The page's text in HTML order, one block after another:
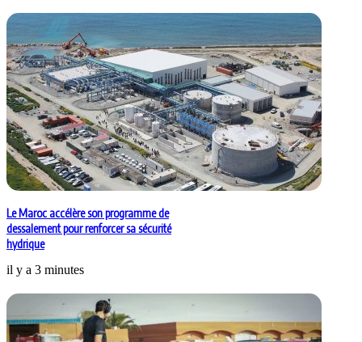
Le Maroc accélère son programme de
dessalement pour renforcer sa sécurité
hydrique
il y a 3 minutes